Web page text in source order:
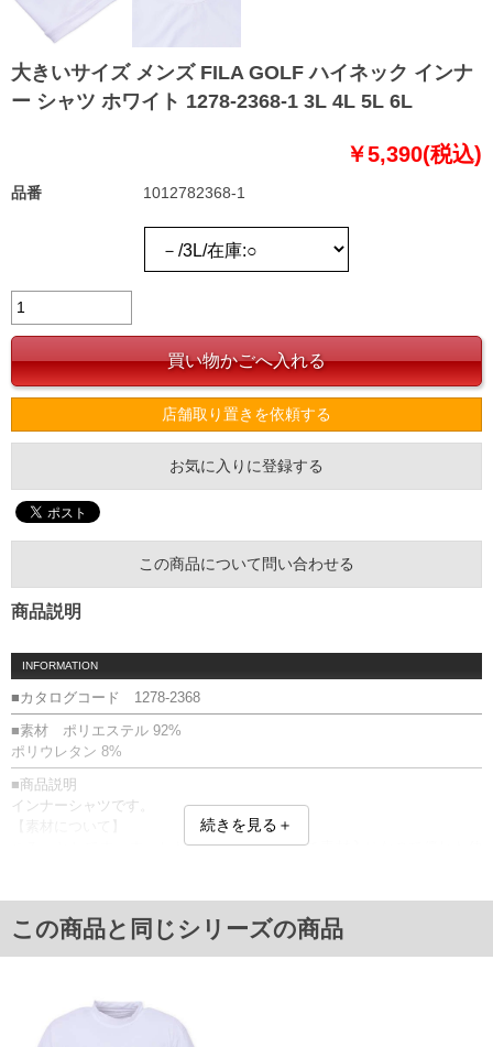
大きいサイズ メンズ FILA GOLF ハイネック インナ
ー シャツ ホワイト 1278-2368-1 3L 4L 5L 6L
￥5,390(税込)
品番 1012782368-1
店舗取り置きを依頼する
お気に入りに登録する
この商品について問い合わせる
商品説明
INFORMATION
■カタログコード 1278-2368
■素材 ポリエステル 92%
ポリウレタン 8%
■商品説明
インナーシャツです。
つるっとしてすべすべした手触り、ストレッチ素材入りなので優れた伸
汗を素早く吸収し、素早く生地表面で拡散。
ひんやりと冷たい感覚が得られます。
プリント(ラバー)／ハイネック／ストレッチ／吸汗速乾／UVカット／接
続きを見る＋
この商品と同じシリーズの商品